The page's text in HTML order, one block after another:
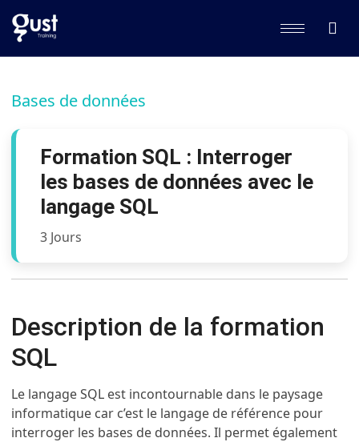
Bases de données
Formation SQL : Interroger
les bases de données avec le
langage SQL
3 Jours
Description de la formation
SQL
Le langage SQL est incontournable dans le paysage
informatique car c’est le langage de référence pour
interroger les bases de données. Il permet également